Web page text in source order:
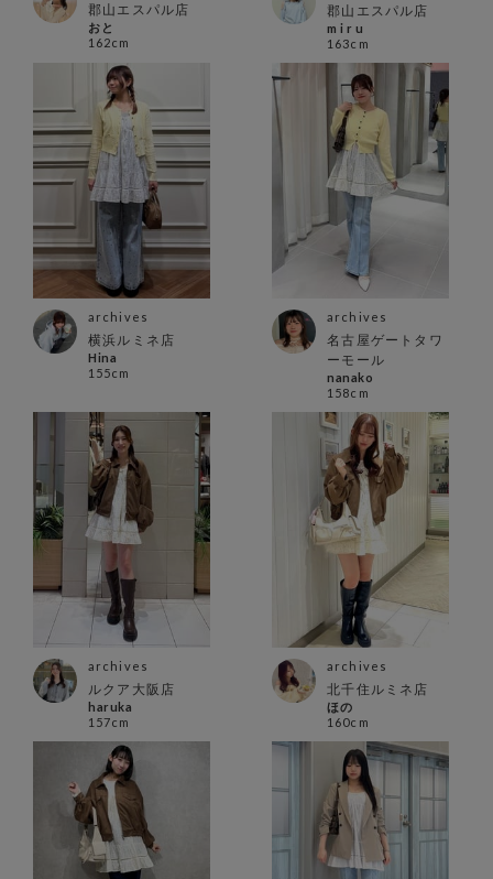
郡山エスパル店
おと
162cm
郡山エスパル店
m i r u
163cm
archives
横浜ルミネ店
Hina
155cm
archives
名古屋ゲートタワ
ーモール
nanako
158cm
archives
ルクア大阪店
haruka
157cm
archives
北千住ルミネ店
ほの
160cm